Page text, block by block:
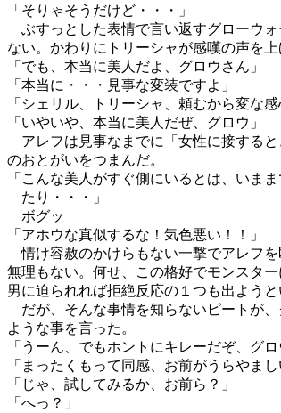
「そりゃそうだけど・・・」
ぶすっとした表情で言い返すグローウ
ない。かわりにトリーシャが感嘆の声を上
「でも、本当に美人だよ、グロウさん」
「本当に・・・見事な変装ですよ」
「シェリル、トリーシャ、頼むから変な
「いやいや、本当に美人だぜ、グロウ」
アレフは見事なまでに「女性に接する
のおとがいをつまんだ。
「こんな美人がすぐ側にいるとは、いま
たり・・・」
ボグッ
「アホウな真似するな！気色悪い！！」
情け容赦のかけらもない一撃でアレフを
無理もない。何せ、この格好でモンスタ
男に迫られれば拒絶反応の１つも出ようと
だが、そんな事情を知らないピートが
ような事を言った。
「うーん、でもホントにキレーだぞ、グロ
「まったくもって同感、お前がうらやまし
「じゃ、試してみるか、お前ら？」
「へっ？」